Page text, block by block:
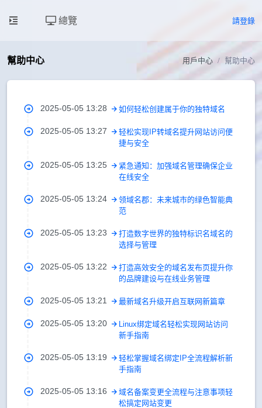
總覽 請登錄
幫助中心 用戶中心 幫助中心
2025-05-05 13:28 如何轻松创建属于你的独特域名
2025-05-05 13:27
轻松实现IP转域名提升网站访问便
捷与安全
2025-05-05 13:25
紧急通知：加强域名管理确保企业
在线安全
2025-05-05 13:24
领域名郡：未来城市的绿色智能典
范
2025-05-05 13:23
打造数字世界的独特标识名域名的
选择与管理
2025-05-05 13:22
打造高效安全的域名发布页提升你
的品牌建设与在线业务管理
2025-05-05 13:21 最新域名升级开启互联网新篇章
2025-05-05 13:20
Linux绑定域名轻松实现网站访问
新手指南
2025-05-05 13:19
轻松掌握域名绑定IP全流程解析新
手指南
2025-05-05 13:16
域名备案变更全流程与注意事项轻
松搞定网站变更